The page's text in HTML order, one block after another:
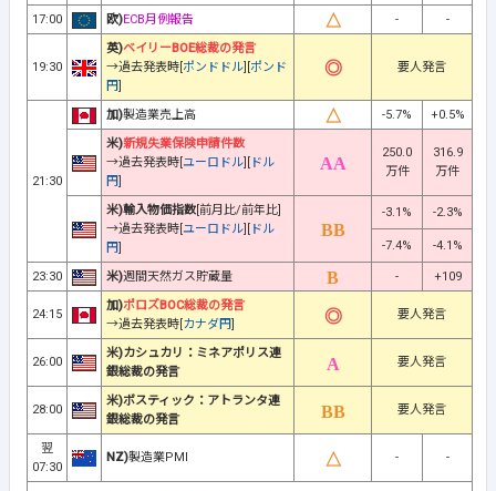
17:00
欧)ECB月例報告 - -
19:30
英)ベイリーBOE総裁の発言
→過去発表時[ ポンドドル ポンド
円
要人発言
21:30
加)製造業売上高 -5.7%
+0.5%
米)新規失業保険申請件数
→過去発表時[ ユーロドル
ドル
円
250.0
万件
316.9
万件
米)輸入物価指数[前月比/前年比]
→過去発表時[ ユーロドル
ドル
円
-3.1% -2.3%
-7.4% -4.1%
23:30 米)週間天然ガス貯蔵量 - +109
24:15
加)ポロズBOC総裁の発言
→過去発表時[ カナダ円
要人発言
26:00
米)カシュカリ：ミネアポリス連
銀総裁の発言
要人発言
28:00
米)ボスティック：アトランタ連
銀総裁の発言
要人発言
翌
07:30
NZ)製造業PMI - -